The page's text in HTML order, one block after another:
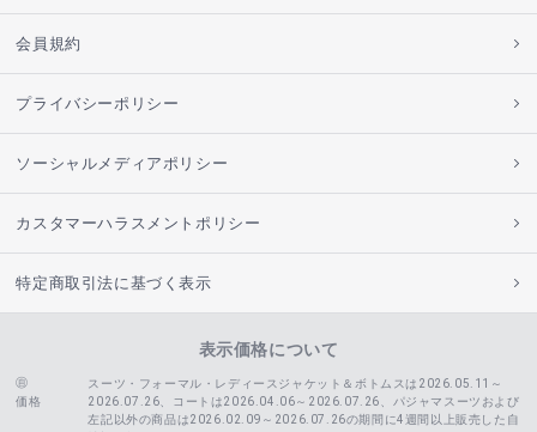
会員規約
プライバシーポリシー
ソーシャルメディアポリシー
カスタマーハラスメントポリシー
特定商取引法に基づく表示
表示価格について
価格
スーツ・フォーマル・レディースジャケット＆ボトムスは2026.05.11～
2026.07.26、コートは2026.04.06～2026.07.26、
パジャマスーツおよび
左記以外の商品は2026.02.09～2026.07.26の期間に4週間以上販売した自